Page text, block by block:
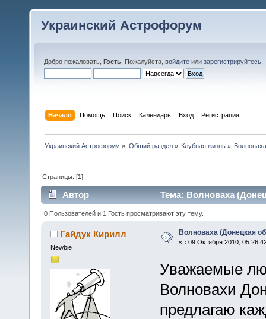
Украинский Астрофорум
Добро пожаловать, Гость . Пожалуйста, войдите или зарегистрируйтесь
Начало Помощь Поиск Календарь Вход Регистрация
Украинский Астрофорум » Общий раздел» Клубная жизнь»
Страницы: [1]
Автор Тема: Волноваха
0 Пользователей и 1 Гость просматривают эту тему.
Гайдук Кирилл
Newbie
Волноваха (Донецкая
« : 09 Октября 2010,
Уважаемые
Волновахи
предлагаю